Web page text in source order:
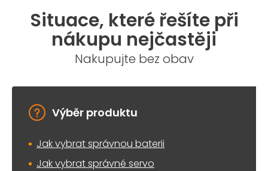
Situace, které řešíte při
nákupu nejčastěji
Nakupujte bez obav
Výběr produktu
Jak vybrat správnou baterii
Jak vybrat správné servo